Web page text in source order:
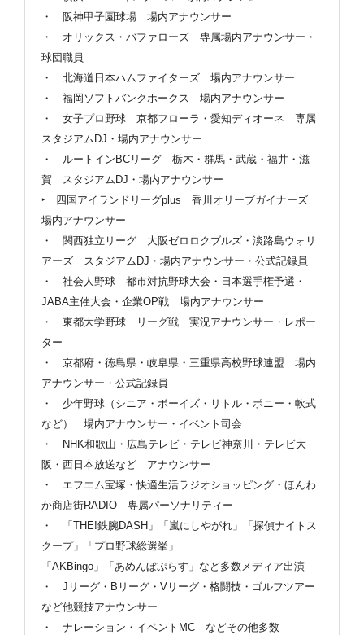
・ 阪神甲子園球場 場内アナウンサー
・ オリックス・バファローズ 専属場内アナウンサー・
球団職員
・ 北海道日本ハムファイターズ 場内アナウンサー
・ 福岡ソフトバンクホークス 場内アナウンサー
・ 女子プロ野球 京都フローラ・愛知ディオーネ 専属
スタジアムDJ・場内アナウンサー
・ ルートインBCリーグ 栃木・群馬・武蔵・福井・滋
賀 スタジアムDJ・場内アナウンサー
‣ 四国アイランドリーグplus 香川オリーブガイナーズ
場内アナウンサー
・ 関西独立リーグ 大阪ゼロロクブルズ・淡路島ウォリ
アーズ スタジアムDJ・場内アナウンサー・公式記録員
・ 社会人野球 都市対抗野球大会・日本選手権予選・
JABA主催大会・企業OP戦 場内アナウンサー
・ 東都大学野球 リーグ戦 実況アナウンサー・レポー
ター
・ 京都府・徳島県・岐阜県・三重県高校野球連盟 場内
アナウンサー・公式記録員
・ 少年野球（シニア・ボーイズ・リトル・ポニー・軟式
など） 場内アナウンサー・イベント司会
・ NHK和歌山・広島テレビ・テレビ神奈川・テレビ大
阪・西日本放送など アナウンサー
・ エフエム宝塚・快適生活ラジオショッピング・ほんわ
か商店街RADIO 専属パーソナリティー
・ 「THE!鉄腕DASH」「嵐にしやがれ」「探偵ナイトス
クープ」「プロ野球総選挙」
「AKBingo」「あめんぼぷらす」など多数メディア出演
・ Jリーグ・Bリーグ・Vリーグ・格闘技・ゴルフツアー
など他競技アナウンサー
・ ナレーション・イベントMC などその他多数